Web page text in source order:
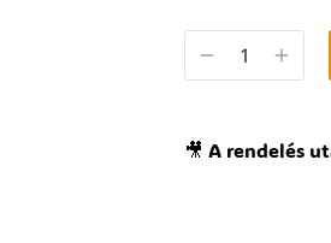
🎥 A rendelés